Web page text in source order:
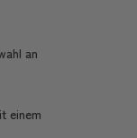
an
einem